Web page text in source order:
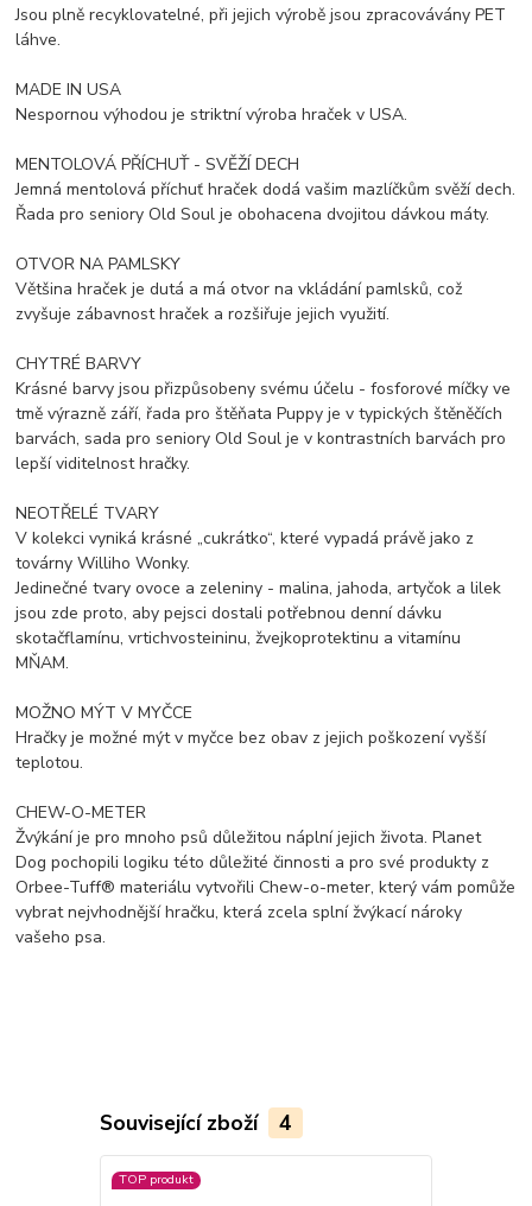
Jsou plně recyklovatelné, při jejich výrobě jsou zpracovávány PET
láhve.
MADE IN USA
Nespornou výhodou je striktní výroba hraček v USA.
MENTOLOVÁ PŘÍCHUŤ - SVĚŽÍ DECH
Jemná mentolová příchuť hraček dodá vašim mazlíčkům svěží dech.
Řada pro seniory Old Soul je obohacena dvojitou dávkou máty.
OTVOR NA PAMLSKY
Většina hraček je dutá a má otvor na vkládání pamlsků, což
zvyšuje zábavnost hraček a rozšiřuje jejich využití.
CHYTRÉ BARVY
Krásné barvy jsou přizpůsobeny svému účelu - fosforové míčky ve
tmě výrazně září, řada pro štěňata Puppy je v typických štěněčích
barvách, sada pro seniory Old Soul je v kontrastních barvách pro
lepší viditelnost hračky.
NEOTŘELÉ TVARY
V kolekci vyniká krásné „cukrátko“, které vypadá právě jako z
továrny Williho Wonky.
Jedinečné tvary ovoce a zeleniny - malina, jahoda, artyčok a lilek
jsou zde proto, aby pejsci dostali potřebnou denní dávku
skotačflamínu, vrtichvosteininu, žvejkoprotektinu a vitamínu
MŇAM.
MOŽNO MÝT V MYČCE
Hračky je možné mýt v myčce bez obav z jejich poškození vyšší
teplotou.
CHEW-O-METER
Žvýkání je pro mnoho psů důležitou náplní jejich života. Planet
Dog pochopili logiku této důležité činnosti a pro své produkty z
Orbee-Tuff® materiálu vytvořili Chew-o-meter, který vám pomůže
vybrat nejvhodnější hračku, která zcela splní žvýkací nároky
vašeho psa.
Související zboží 4
TOP produkt